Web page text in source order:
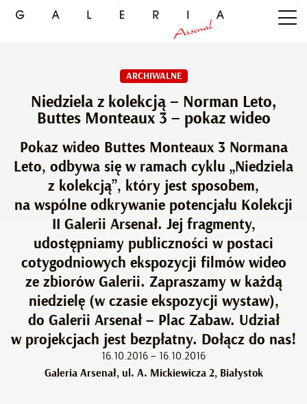
ARCHIWALNE
Niedziela z kolekcją – Norman Leto,
Buttes Monteaux 3 – pokaz wideo
Pokaz wideo Buttes Monteaux 3 Normana
Leto, odbywa się w ramach cyklu „Niedziela
z kolekcją”, który jest sposobem,
na wspólne odkrywanie potencjału Kolekcji
II Galerii Arsenał. Jej fragmenty,
udostępniamy publiczności w postaci
cotygodniowych ekspozycji filmów wideo
ze zbiorów Galerii. Zapraszamy w każdą
niedzielę (w czasie ekspozycji wystaw),
do Galerii Arsenał – Plac Zabaw. Udział
w projekcjach jest bezpłatny. Dołącz do nas!
16.10.2016 – 16.10.2016
Galeria Arsenał, ul. A. Mickiewicza 2, Białystok